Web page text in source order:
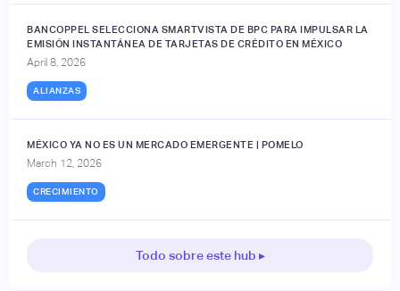
BANCOPPEL SELECCIONA SMARTVISTA DE BPC PARA IMPULSAR LA
EMISIÓN INSTANTÁNEA DE TARJETAS DE CRÉDITO EN MÉXICO
April 8, 2026
ALIANZAS
MÉXICO YA NO ES UN MERCADO EMERGENTE | POMELO
March 12, 2026
CRECIMIENTO
Todo sobre este hub ▸